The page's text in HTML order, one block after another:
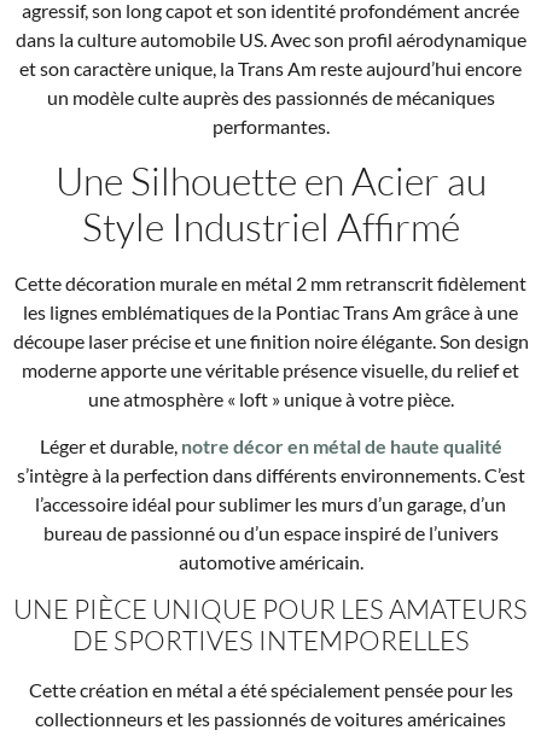
agressif, son long capot et son identité profondément ancrée
dans la culture automobile US. Avec son profil aérodynamique
et son caractère unique, la Trans Am reste aujourd’hui encore
un modèle culte auprès des passionnés de mécaniques
performantes.
Une Silhouette en Acier au
Style Industriel Affirmé
Cette décoration murale en métal 2 mm retranscrit fidèlement
les lignes emblématiques de la Pontiac Trans Am grâce à une
découpe laser précise et une finition noire élégante. Son design
moderne apporte une véritable présence visuelle, du relief et
une atmosphère « loft » unique à votre pièce.
Léger et durable, notre décor en métal de haute qualité
s’intègre à la perfection dans différents environnements. C’est
l’accessoire idéal pour sublimer les murs d’un garage, d’un
bureau de passionné ou d’un espace inspiré de l’univers
automotive américain.
UNE PIÈCE UNIQUE POUR LES AMATEURS
DE SPORTIVES INTEMPORELLES
Cette création en métal a été spécialement pensée pour les
collectionneurs et les passionnés de voitures américaines